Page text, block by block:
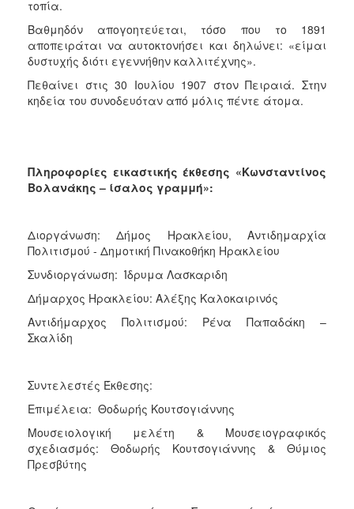
τοπία.
Βαθμηδόν απογοητεύεται, τόσο που το 1891
αποπειράται να αυτοκτονήσει και δηλώνει: «είμαι
δυστυχής διότι εγεννήθην καλλιτέχνης».
Πεθαίνει στις 30 Ιουλίου 1907 στον Πειραιά. Στην
κηδεία του συνοδευόταν από μόλις πέντε άτομα.
Πληροφορίες εικαστικής έκθεσης «Κωνσταντίνος
Βολανάκης – ίσαλος γραμμή»:
Διοργάνωση: Δήμος Ηρακλείου, Αντιδημαρχία
Πολιτισμού - Δημοτική Πινακοθήκη Ηρακλείου
Συνδιοργάνωση: Ίδρυμα Λασκαριδη
Δήμαρχος Ηρακλείου: Αλέξης Καλοκαιρινός
Αντιδήμαρχος Πολιτισμού: Ρένα Παπαδάκη –
Σκαλίδη
Συντελεστές Έκθεσης:
Επιμέλεια: Θοδωρής Κουτσογιάννης
Μουσειολογική μελέτη & Μουσειογραφικός
σχεδιασμός: Θοδωρής Κουτσογιάννης & Θύμιος
Πρεσβύτης